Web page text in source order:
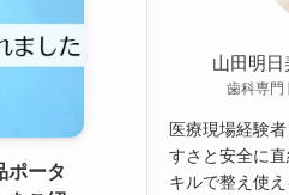
ポータ
山田明日
歯科専門
医療現場経験
すさと安全に
キルで整え使